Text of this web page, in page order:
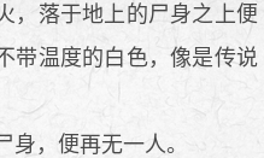
，落于地上的尸身之上便
带温度的白色，像是传说
，便再无一人。